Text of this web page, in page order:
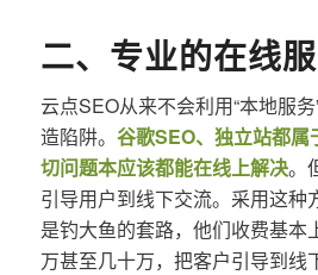
二、专业的在线
云点SEO从来不会利用“本地服务
造陷阱。 谷歌SEO、独立站都属
切问题本应该都能在线上解决。
引导用户到线下交流。采用这种
是钓大鱼的套路，他们收费基本
万甚至几十万，把客户引导到线